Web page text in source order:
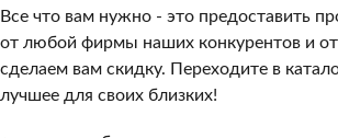
Все что вам нужно - это предоставить
от любой фирмы наших конкурентов и
сделаем вам скидку. Переходите в
лучшее для своих близких!